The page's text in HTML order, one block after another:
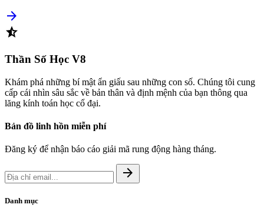
arrow_forward
star_half
Thần Số Học V8
Khám phá những bí mật ẩn giấu sau những con số. Chúng tôi cung
cấp cái nhìn sâu sắc về bản thân và định mệnh của bạn thông qua
lăng kính toán học cổ đại.
Bản đồ linh hồn miễn phí
Đăng ký để nhận báo cáo giải mã rung động hàng tháng.
arrow_forward
Danh mục